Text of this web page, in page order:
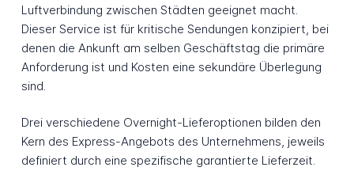
Luftverbindung zwischen Städten geeignet macht.
Dieser Service ist für kritische Sendungen konzipiert, bei
denen die Ankunft am selben Geschäftstag die primäre
Anforderung ist und Kosten eine sekundäre Überlegung
sind.
Drei verschiedene Overnight-Lieferoptionen bilden den
Kern des Express-Angebots des Unternehmens, jeweils
definiert durch eine spezifische garantierte Lieferzeit.